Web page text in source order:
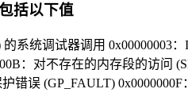
括以下值
的系统调试器调用
：对不存在的内存段的访问
错误 (GP_FAULT)